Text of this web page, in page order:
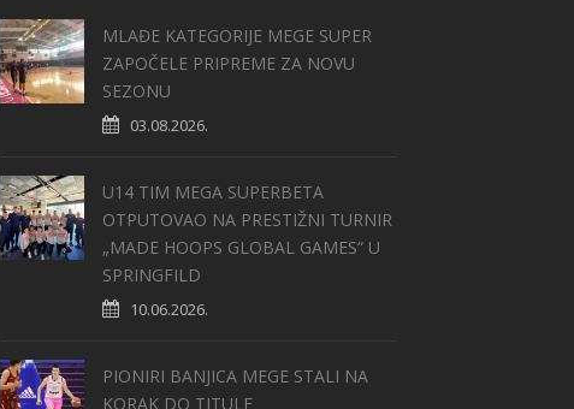
MLAĐE KATEGORIJE MEGE SUPER
ZAPOČELE PRIPREME ZA NOVU
SEZONU
03.08.2026.
U14 TIM MEGA SUPERBETA
OTPUTOVAO NA PRESTIŽNI TURNIR
„MADE HOOPS GLOBAL GAMES“ U
SPRINGFILD
10.06.2026.
PIONIRI BANJICA MEGE STALI NA
KORAK DO TITULE